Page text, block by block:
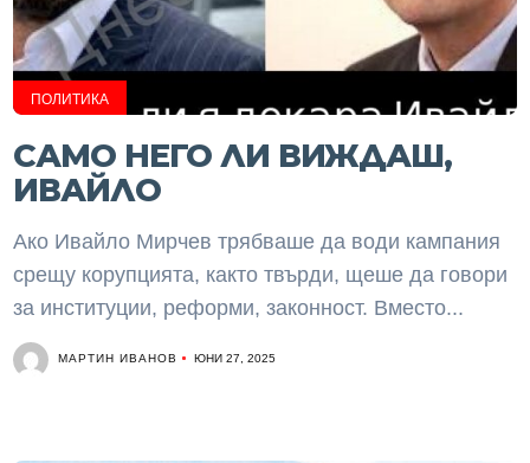
ПОЛИТИКА
САМО НЕГО ЛИ ВИЖДАШ,
ИВАЙЛО
Ако Ивайло Мирчев трябваше да води кампания
срещу корупцията, както твърди, щеше да говори
за институции, реформи, законност. Вместо...
МАРТИН ИВАНОВ ЮНИ 27, 2025